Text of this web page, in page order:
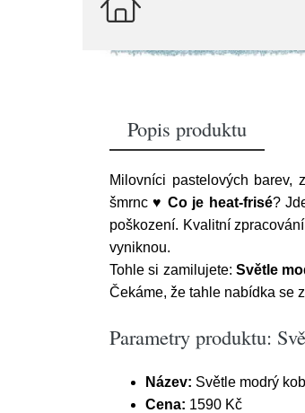
Popis produktu
Milovníci pastelových barev,
šmrnc ♥Co je heat-frisé?
poškození. Kvalitní
vyniknou.
Tohle si zamilujete: Světle
Čekáme, že tahle nabídka se
Parametry produktu:
Název: Světle modrý
Cena: 1590 Kč